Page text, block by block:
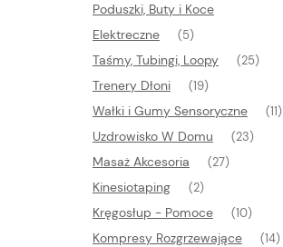
Poduszki, Buty i Koce
Elektreczne
(5)
Taśmy, Tubingi, Loopy (25)
Trenery Dłoni (19)
Wałki i Gumy Sensoryczne (11)
Uzdrowisko W Domu (23)
Masaż Akcesoria (27)
Kinesiotaping (2)
Kręgosłup - Pomoce (10)
Kompresy Rozgrzewające (14)